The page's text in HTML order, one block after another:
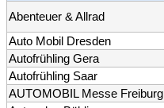
Abenteuer & Allrad
Auto Mobil Dresden
Autofrühling Gera
Autofrühling Saar
AUTOMOBIL Messe Freiburg